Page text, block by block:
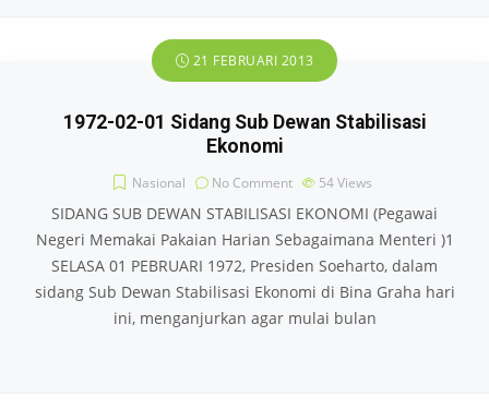
21 FEBRUARI 2013
1972-02-01 Sidang Sub Dewan Stabilisasi
Ekonomi
Nasional No Comment 54Views
SIDANG SUB DEWAN STABILISASI EKONOMI (Pegawai
Negeri Memakai Pakaian Harian Sebagaimana Menteri )1
SELASA 01 PEBRUARI 1972, Presiden Soeharto, dalam
sidang Sub Dewan Stabilisasi Ekonomi di Bina Graha hari
ini, menganjurkan agar mulai bulan